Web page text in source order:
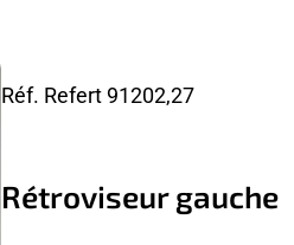
Réf. Refert 91202,27
Rétroviseur gauche